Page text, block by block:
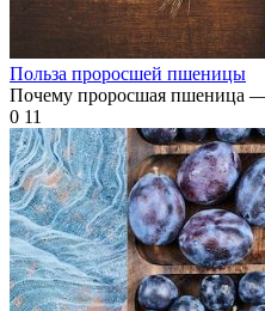
Польза проросшей пшеницы
Почему проросшая пшеница
0 11